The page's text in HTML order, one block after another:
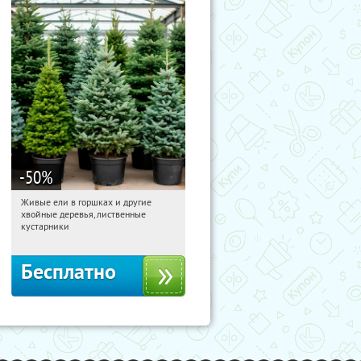
-50%
11:32:10 Получили:
Московская обл., г. Химки,
Живые ели в горшках и другие
хвойные деревья, лиственные
кустарники
Бесплатно